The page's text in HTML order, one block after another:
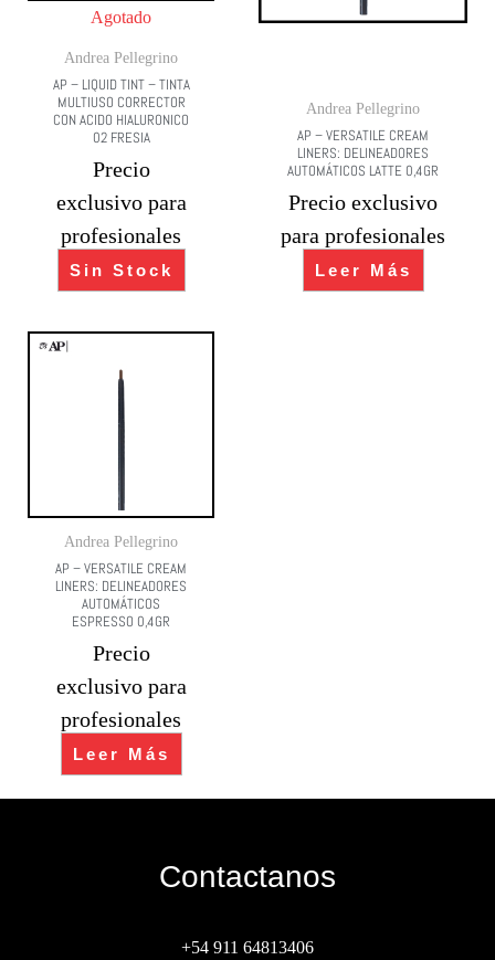
Agotado
Andrea Pellegrino
AP – LIQUID TINT – TINTA
MULTIUSO CORRECTOR
CON ACIDO HIALURONICO
02 FRESIA
Precio
exclusivo para
profesionales
Sin Stock
Andrea Pellegrino
AP – VERSATILE CREAM
LINERS: DELINEADORES
AUTOMÁTICOS LATTE 0,4GR
Precio exclusivo
para profesionales
Leer Más
Andrea Pellegrino
AP – VERSATILE CREAM
LINERS: DELINEADORES
AUTOMÁTICOS
ESPRESSO 0,4GR
Precio
exclusivo para
profesionales
Leer Más
Contactanos
+54 911 64813406